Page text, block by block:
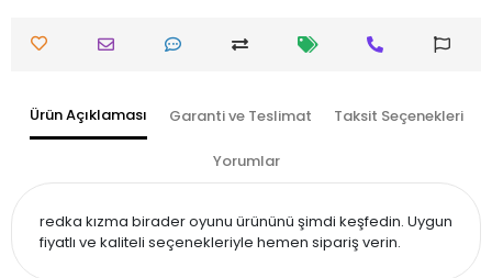
Ürün Açıklaması Garanti ve Teslimat Taksit Seçenekleri
Yorumlar
redka kızma birader oyunu ürününü şimdi keşfedin. Uygun
fiyatlı ve kaliteli seçenekleriyle hemen sipariş verin.